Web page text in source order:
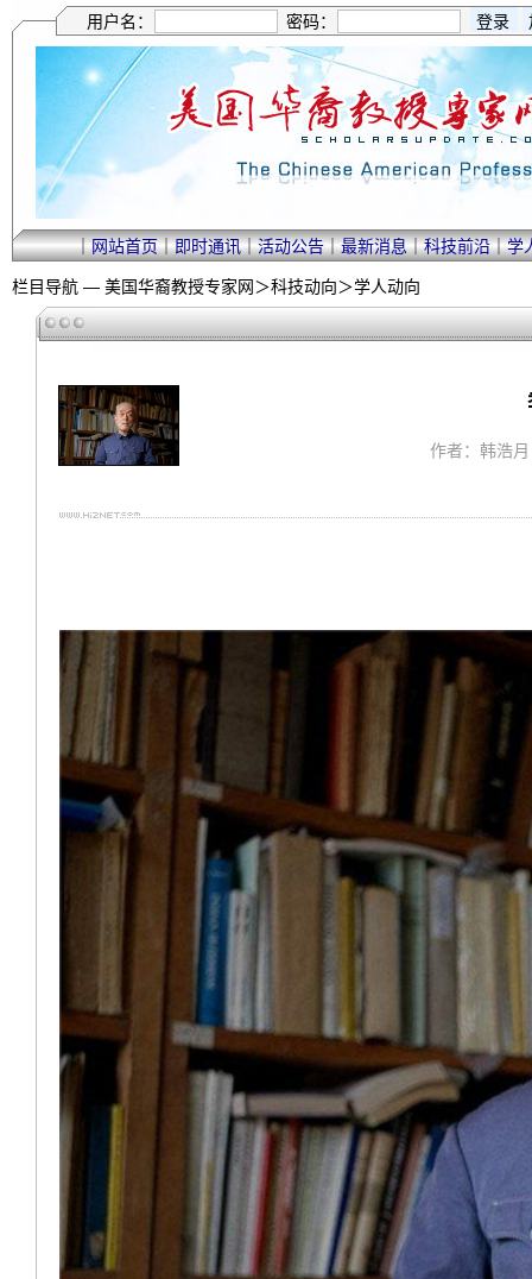
用户名： 密码：
｜网站首页｜即时通讯｜活动公告｜最新消息｜科技前沿｜学
栏目导航 — 美国华裔教授专家网＞科技动向＞学人动向
作者：韩浩